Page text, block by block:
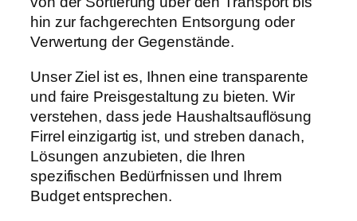
hin zur fachgerechten Entsorgung oder
Verwertung der Gegenstände.
Unser Ziel ist es, Ihnen eine transparente
und faire Preisgestaltung zu bieten. Wir
verstehen, dass jede Haushaltsauflösung
Firrel einzigartig ist, und streben danach,
Lösungen anzubieten, die Ihren
spezifischen Bedürfnissen und Ihrem
Budget entsprechen.